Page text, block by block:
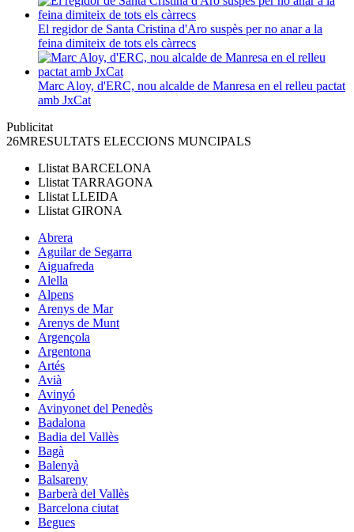
El regidor de Santa Cristina d'Aro suspès per no anar a la
feina dimiteix de tots els càrrecs
Marc Aloy, d'ERC, nou alcalde de Manresa en el relleu pactat
amb JxCat
Publicitat
26MRESULTATS ELECCIONS MUNCIPALS
Llistat BARCELONA
Llistat TARRAGONA
Llistat LLEIDA
Llistat GIRONA
Abrera
Aguilar de Segarra
Aiguafreda
Alella
Alpens
Arenys de Mar
Arenys de Munt
Argençola
Argentona
Artés
Avià
Avinyó
Avinyonet del Penedès
Badalona
Badia del Vallès
Bagà
Balenyà
Balsareny
Barberà del Vallès
Barcelona ciutat
Begues